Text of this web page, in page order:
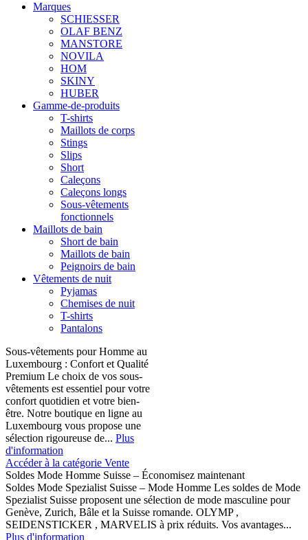
Marques
SCHIESSER
OLAF BENZ
MANSTORE
NOVILA
HOM
SKINY
HUBER
Gamme-de-produits
T-shirts
Maillots de corps
Stings
Slips
Short
Caleçons
Caleçons longs
Sous-vêtements
fonctionnels
Maillots de bain
Short de bain
Maillots de bain
Peignoirs de bain
Vêtements de nuit
Pyjamas
Chemises de nuit
T-shirts
Pantalons
Sous-vêtements pour Homme au
Luxembourg : Confort et Qualité
Premium Le choix de vos sous-
vêtements est essentiel pour votre
confort quotidien et votre bien-
être. Notre boutique en ligne au
Luxembourg vous propose une
sélection rigoureuse de... Plus
d'information
Accéder à la catégorie Vente
Soldes Mode Homme Suisse – Économisez maintenant
Soldes Mode Spezialist Suisse – Mode Homme Les soldes de Mode
Spezialist Suisse proposent une sélection de mode masculine pour
Genève, Zurich, Bâle et la Suisse romande. OLYMP ,
SEIDENSTICKER , MARVELIS à prix réduits. Vos avantages...
Plus d'information